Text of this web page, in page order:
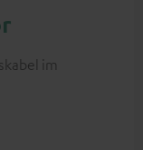
im